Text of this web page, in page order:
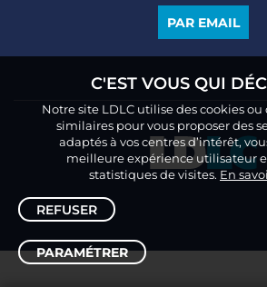
PAR EMAIL
C'EST VOUS QUI
Notre site LDLC utilise des cookies
similaires pour vous proposer des
adaptés à vos centres d’intérêt,
meilleure expérience utilisateur
statistiques de visites. En
REFUSER
PARAMÉTRER